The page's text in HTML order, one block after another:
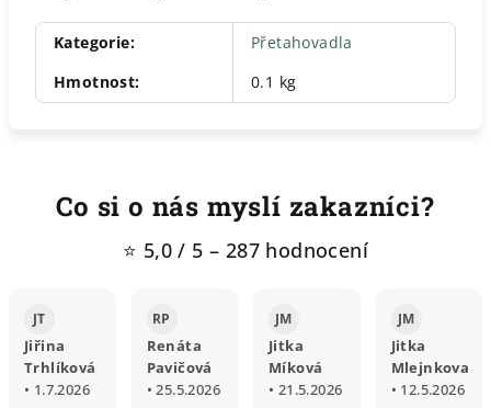
Kategorie:
Přetahovadla
Hmotnost: 0.1 kg
Co si o nás myslí zakazníci?
⭐ 5,0 / 5 – 287 hodnocení
JT
Jiřina
Trhlíková
• 1.7.2026
RP
Renáta
Pavičová
• 25.5.2026
JM
Jitka
Míková
• 21.5.2026
JM
Jitka
Mlejnkova
• 12.5.2026